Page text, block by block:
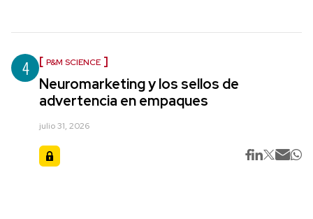
4 P&M SCIENCE
Neuromarketing y los sellos de
advertencia en empaques
julio 31, 2026